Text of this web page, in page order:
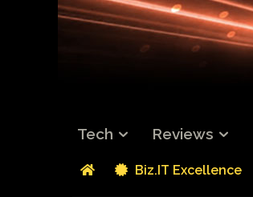
Tech Reviews
Biz.IT Excellence